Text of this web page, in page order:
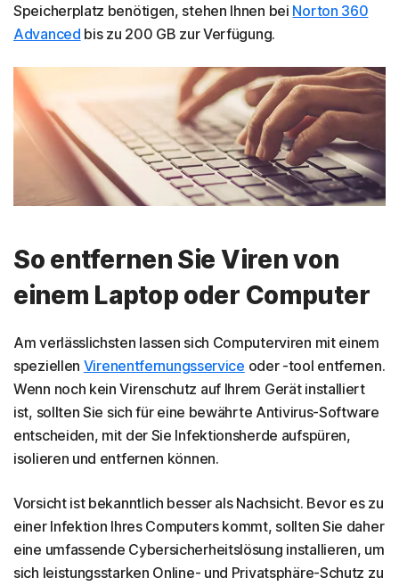
Speicherplatz benötigen, stehen Ihnen bei Norton 360
Advanced bis zu 200 GB zur Verfügung.
So entfernen Sie Viren von
einem Laptop oder Computer
Am verlässlichsten lassen sich Computerviren mit einem
speziellen Virenentfernungsservice oder -tool entfernen.
Wenn noch kein Virenschutz auf Ihrem Gerät installiert
ist, sollten Sie sich für eine bewährte Antivirus-Software
entscheiden, mit der Sie Infektionsherde aufspüren,
isolieren und entfernen können.
Vorsicht ist bekanntlich besser als Nachsicht. Bevor es zu
einer Infektion Ihres Computers kommt, sollten Sie daher
eine umfassende Cybersicherheitslösung installieren, um
sich leistungsstarken Online- und Privatsphäre-Schutz zu